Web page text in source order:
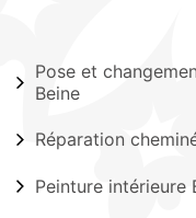
Pose et
Beine
Réparation
Peinture intérieure